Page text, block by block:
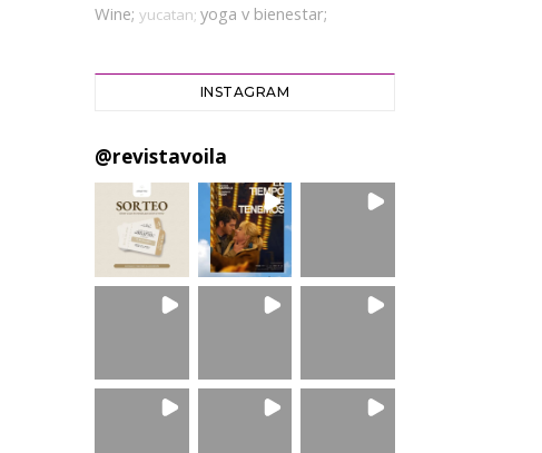
Wine; yucatan; yoga v bienestar;
INSTAGRAM
@revistavoila